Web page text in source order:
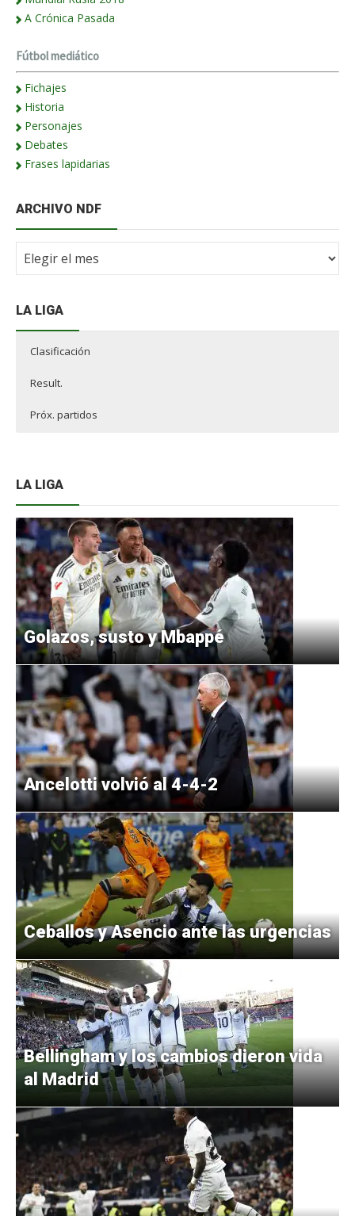
A Crónica Pasada
Fútbol mediático
Fichajes
Historia
Personajes
Debates
Frases lapidarias
ARCHIVO NDF
Archivo
LA LIGA
Clasificación
Result.
Próx. partidos
LA LIGA
Golazos, susto y Mbappé
Ancelotti volvió al 4-4-2
Ceballos y Asencio ante las urgencias
Bellingham y los cambios dieron vida
al Madrid